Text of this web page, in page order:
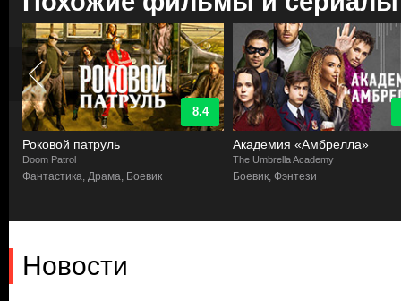
8.4
Роковой патруль
Doom Patrol
Фантастика, Драма, Боевик
Академия «Амбрелла»
The Umbrella Academy
Боевик, Фэнтези
Новости